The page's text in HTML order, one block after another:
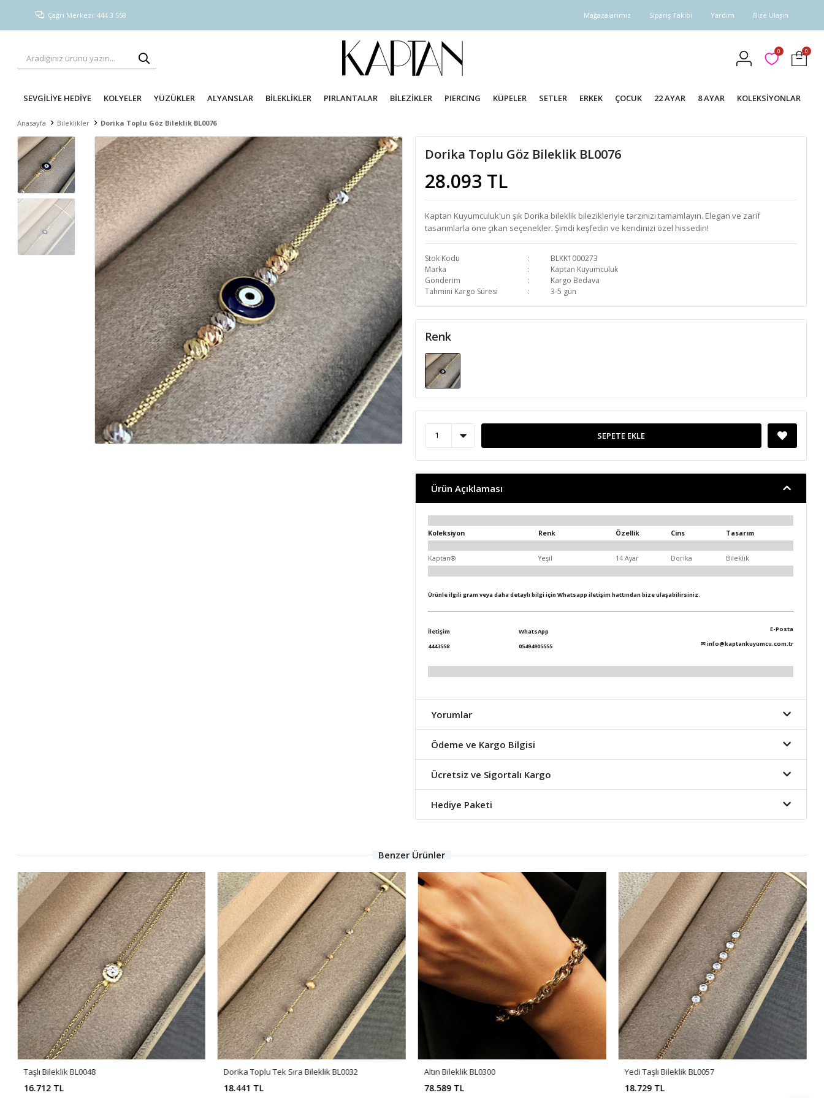
Çağrı Merkezi: 444 3 558 Mağazalarımız Sipariş Takibi Yardım Bize Ulaşın
0 0
SEVGİLİYE HEDİYE KOLYELER YÜZÜKLER ALYANSLAR BİLEKLİKLER PIRLANTALAR BİLEZİKLER PIERCING KÜPELER SETLER ERKEK ÇOCUK 22 AYAR 8 AYAR KOLEKSİYONLAR
Anasayfa Bileklikler Dorika Toplu Göz Bileklik BL0076
Dorika Toplu Göz Bileklik BL0076
28.093 TL
Kaptan Kuyumculuk'un şık Dorika bileklik bilezikleriyle tarzınızı tamamlayın. Elegan ve zarif
tasarımlarla öne çıkan seçenekler. Şimdi keşfedin ve kendinizi özel hissedin!
Stok Kodu
BLKK1000273
Marka
Kaptan Kuyumculuk
Gönderim
Kargo Bedava
Tahmini Kargo Süresi
3-5 gün
Renk
SEPETE EKLE
Ürün Açıklaması
Koleksiyon Renk Özellik Cins Tasarım
Kaptan® Yeşil 14 Ayar Dorika Bileklik
Ürünle ilgili gram veya daha detaylı bilgi için Whatsapp iletişim hattından bize ulaşabilirsiniz.
İletişim
4443558
WhatsApp
05494905555
E-Posta
✉info@kaptankuyumcu.com.tr
Yorumlar
Ödeme ve Kargo Bilgisi
Ücretsiz ve Sigortalı Kargo
Hediye Paketi
Benzer Ürünler
Taşlı Bileklik BL0048
16.712 TL
Dorika Toplu Tek Sıra Bileklik BL0032
18.441 TL
Altın Bileklik BL0300
78.589 TL
Yedi Taşlı Bileklik BL0057
18.729 TL